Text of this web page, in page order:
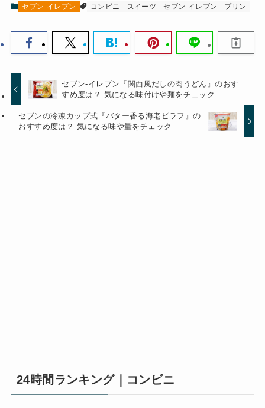
セブン-イレブン コンビニ スイーツ セブン-イレブン プリン
セブン-イレブン『関西風だしの肉うどん』のおす
すめ度は？ 気になる味付けや麺をチェック
セブンの冷凍カップ式『バター香る海老ピラフ』の
おすすめ度は？ 気になる味や量をチェック
24時間ランキング｜コンビニ